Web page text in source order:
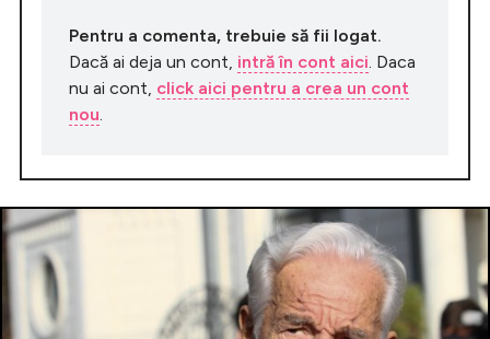
Pentru a comenta, trebuie să fii logat.
Dacă ai deja un cont, intră în cont aici . Daca
nu ai cont, click aici pentru a crea un cont
nou